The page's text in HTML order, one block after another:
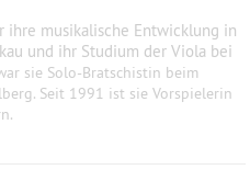
ihre musikalische Entwicklung in
und ihr Studium der Viola bei
sie Solo-Bratschistin beim
Seit 1991 ist sie Vorspielerin